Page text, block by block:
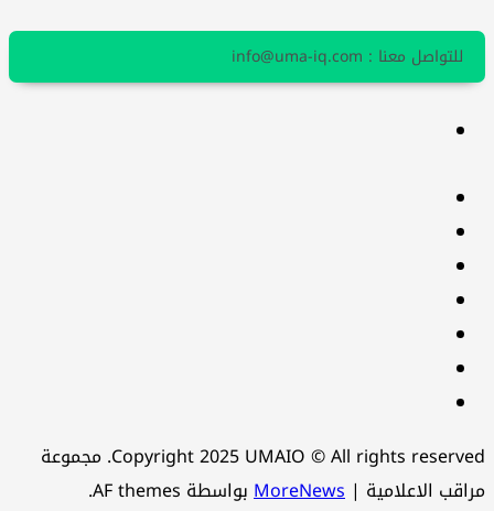
للتواصل معنا : info@uma-iq.com
Copyright 2025 UMAIO © All rights reserved. مجموعة
مراقب الاعلامية |
MoreNewsبواسطة AF themes.